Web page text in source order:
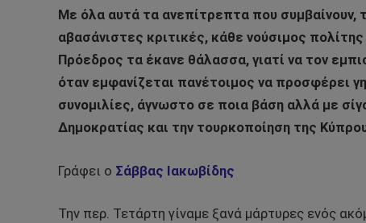
Με όλα αυτά τα ανεπίτρεπτα που συμβαίνουν,
αβασάνιστες κριτικές, κάθε νούσιμος
Πρόεδρος τα έκανε θάλασσα, γιατί να τον
όταν εμφανίζεται πανέτοιμος να προσφέρει
συνομιλίες, άγνωστο σε ποια βάση αλλά με
Δημοκρατίας και την τουρκοποίηση της
Γράφει ο Σάββας Ιακωβίδης
Την περ. Τετάρτη γίναμε ξανά μάρτυρες ενός